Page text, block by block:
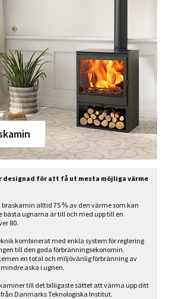
designad för att få ut mesta möjliga värme
alltid 75 % av den värme som kan
bästa ugnarna är till och med upp till en
80.
kombinerat med enkla system för reglering
till den goda förbränningsekonomin.
en total och miljövänlig förbränning av
aska i ugnen.
till det billigaste sättet att värma upp ditt
Danmarks Teknologiska Institut.